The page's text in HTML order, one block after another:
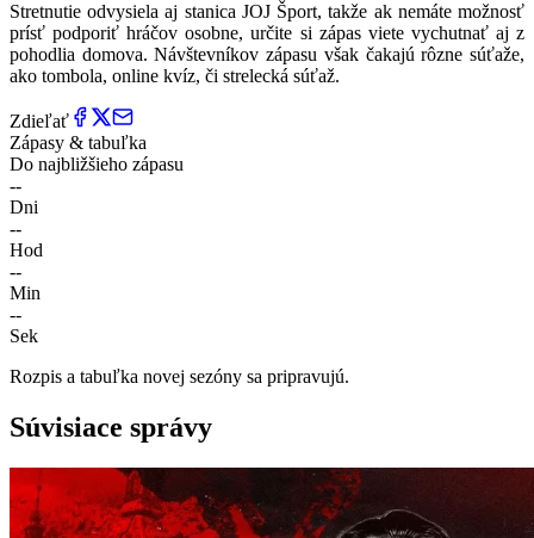
Stretnutie odvysiela aj stanica JOJ Šport, takže ak nemáte možnosť
prísť podporiť hráčov osobne, určite si zápas viete vychutnať aj z
pohodlia domova. Návštevníkov zápasu však čakajú rôzne súťaže,
ako tombola, online kvíz, či strelecká súťaž.
Zdieľať
Zápasy & tabuľka
Do najbližšieho zápasu
--
Dni
--
Hod
--
Min
--
Sek
Rozpis a tabuľka novej sezóny sa pripravujú.
Súvisiace správy